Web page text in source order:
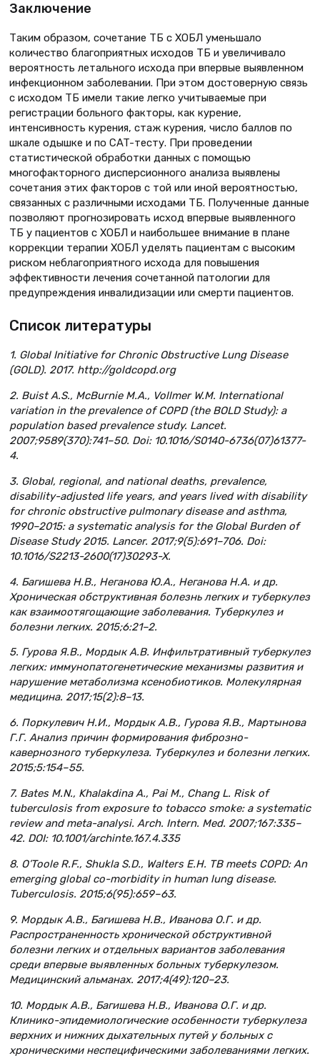
Заключение
Таким образом, сочетание ТБ с ХОБЛ уменьшало
количество благоприятных исходов ТБ и увеличивало
вероятность летального исхода при впервые выявленном
инфекционном заболевании. При этом достоверную связь
с исходом ТБ имели такие легко учитываемые при
регистрации больного факторы, как курение,
интенсивность курения, стаж курения, число баллов по
шкале одышке и по CAT-тесту. При проведении
статистической обработки данных с помощью
многофакторного дисперсионного анализа выявлены
сочетания этих факторов с той или иной вероятностью,
связанных с различными исходами ТБ. Полученные данные
позволяют прогнозировать исход впервые выявленного
ТБ у пациентов с ХОБЛ и наибольшее внимание в плане
коррекции терапии ХОБЛ уделять пациентам с высоким
риском неблагоприятного исхода для повышения
эффективности лечения сочетанной патологии для
предупреждения инвалидизации или смерти пациентов.
Список литературы
1. Global Initiative for Chronic Obstructive Lung Disease
(GOLD). 2017. http://goldcopd.org
2. Buist A.S., McBurnie M.A., Vollmer W.M. International
variation in the prevalence of COPD (the BOLD Study): a
population based prevalence study. Lancet.
2007;9589(370):741–50. Doi: 10.1016/S0140-6736(07)61377-
4.
3. Global, regional, and national deaths, prevalence,
disability-adjusted life years, and years lived with disability
for chronic obstructive pulmonary disease and asthma,
1990–2015: a systematic analysis for the Global Burden of
Disease Study 2015. Lancer. 2017;9(5):691–706. Doi:
10.1016/S2213-2600(17)30293-X.
4. Багишева Н.В., Неганова Ю.А., Неганова Н.А. и др.
Хроническая обструктивная болезнь легких и туберкулез
как взаимоотягощающие заболевания. Туберкулез и
болезни легких. 2015;6:21–2.
5. Гурова Я.В., Мордык А.В. Инфильтративный туберкулез
легких: иммунопатогенетические механизмы развития и
нарушение метаболизма ксенобиотиков. Молекулярная
медицина. 2017;15(2):8–13.
6. Поркулевич Н.И., Мордык А.В., Гурова Я.В., Мартынова
Г.Г. Анализ причин формирования фиброзно-
кавернозного туберкулеза. Туберкулез и болезни легких.
2015;5:154–55.
7. Bates M.N., Khalakdina A., Pai M., Chang L. Risk of
tuberculosis from exposure to tobacco smoke: a systematic
review and meta-analysi. Arch. Intern. Med. 2007;167:335–
42. DOI: 10.1001/archinte.167.4.335
8. O’Toole R.F., Shukla S.D., Walters E.H. TB meets COPD: An
emerging global co-morbidity in human lung disease.
Tuberculosis. 2015;6(95):659–63.
9. Мордык А.В., Багишева Н.В., Иванова О.Г. и др.
Распространенность хронической обструктивной
болезни легких и отдельных вариантов заболевания
среди впервые выявленных больных туберкулезом.
Медицинский альманах. 2017;4(49):120–23.
10. Мордык А.В., Багишева Н.В., Иванова О.Г. и др.
Клинико-эпидемиологические особенности туберкулеза
верхних и нижних дыхательных путей у больных с
хроническими неспецифическими заболеваниями легких.